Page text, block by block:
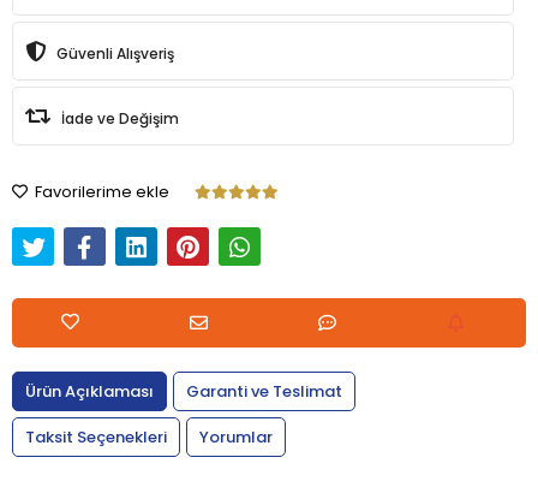
Güvenli Alışveriş
İade ve Değişim
Favorilerime ekle
Ürün Açıklaması
Garanti ve Teslimat
Taksit Seçenekleri
Yorumlar